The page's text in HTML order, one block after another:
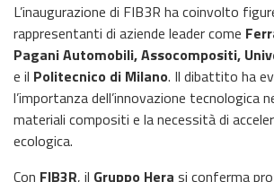
L’inaugurazione di FIB3R ha coinvolto
rappresentanti di aziende leader come
Pagani Automobili, Assocompositi,
e il Politecnico di Milano. Il dibattito ha
l’importanza dell’innovazione tecnologica
materiali compositi e la necessità di
ecologica.
Con FIB3R, il Gruppo Hera si conferma